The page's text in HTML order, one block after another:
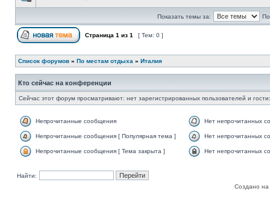
Показать темы за:
Страница 1 из 1 [ Тем: 0 ]
Список форумов » По местам отдыха » Италия
Кто сейчас на конференции
Сейчас этот форум просматривают: нет зарегистрированных пользователей и
Непрочитанные сообщения Нет непрочитанных
Непрочитанные сообщения [ Популярная тема ] Нет непрочитанных
Непрочитанные сообщения [ Тема закрыта ] Нет непрочитанных
Найти:
Создано